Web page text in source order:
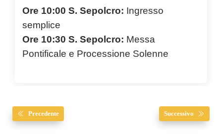
Ore 10:00 S. Sepolcro:Ingresso
semplice
Ore 10:30 S. Sepolcro:Messa
Pontificale e Processione Solenne
Precedente Successivo